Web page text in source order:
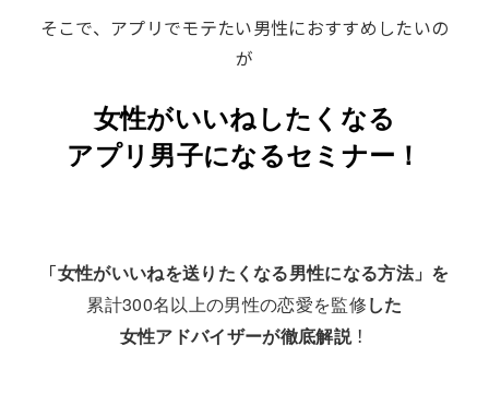
そこで、アプリでモテたい男性におすすめしたいの
が
女性がいいねしたくなる
アプリ男子になるセミナー！
「女性がいいねを送りたくなる男性になる方法」を
累計300名以上の男性の恋愛を監修した
女性アドバイザーが徹底解説！